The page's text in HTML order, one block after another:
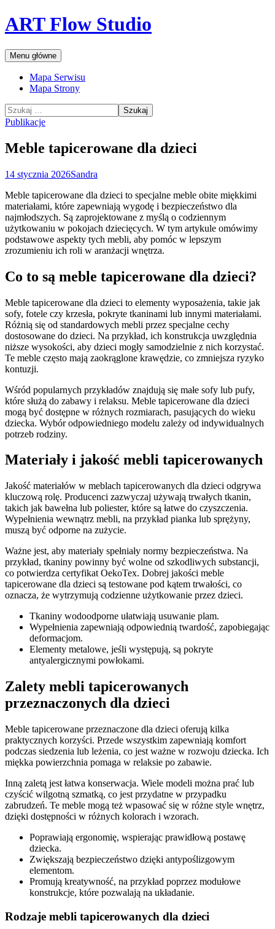
Przejdź
do
ART Flow Studio
Szukaj
Menu główne
Mapa Serwisu
Mapa Strony
Szukaj:
Publikacje
Meble tapicerowane dla dzieci
14 stycznia 2026Sandra
Meble tapicerowane dla dzieci to specjalne meble obite miękkimi
materiałami, które zapewniają wygodę i bezpieczeństwo dla
najmłodszych. Są zaprojektowane z myślą o codziennym
użytkowaniu w pokojach dziecięcych. W tym artykule omówimy
podstawowe aspekty tych mebli, aby pomóc w lepszym
zrozumieniu ich roli w aranżacji wnętrza.
Co to są meble tapicerowane dla dzieci?
Meble tapicerowane dla dzieci to elementy wyposażenia, takie jak
sofy, fotele czy krzesła, pokryte tkaninami lub innymi materiałami.
Różnią się od standardowych mebli przez specjalne cechy
dostosowane do dzieci. Na przykład, ich konstrukcja uwzględnia
niższe wysokości, aby dzieci mogły samodzielnie z nich korzystać.
Te meble często mają zaokrąglone krawędzie, co zmniejsza ryzyko
kontuzji.
Wśród popularnych przykładów znajdują się małe sofy lub pufy,
które służą do zabawy i relaksu. Meble tapicerowane dla dzieci
mogą być dostępne w różnych rozmiarach, pasujących do wieku
dziecka. Wybór odpowiedniego modelu zależy od indywidualnych
potrzeb rodziny.
Materiały i jakość mebli tapicerowanych
Jakość materiałów w meblach tapicerowanych dla dzieci odgrywa
kluczową rolę. Producenci zazwyczaj używają trwałych tkanin,
takich jak bawełna lub poliester, które są łatwe do czyszczenia.
Wypełnienia wewnątrz mebli, na przykład pianka lub sprężyny,
muszą być odporne na zużycie.
Ważne jest, aby materiały spełniały normy bezpieczeństwa. Na
przykład, tkaniny powinny być wolne od szkodliwych substancji,
co potwierdza certyfikat OekoTex. Dobrej jakości meble
tapicerowane dla dzieci są testowane pod kątem trwałości, co
oznacza, że wytrzymują codzienne użytkowanie przez dzieci.
Tkaniny wodoodporne ułatwiają usuwanie plam.
Wypełnienia zapewniają odpowiednią twardość, zapobiegając
deformacjom.
Elementy metalowe, jeśli występują, są pokryte
antyalergicznymi powłokami.
Zalety mebli tapicerowanych
przeznaczonych dla dzieci
Meble tapicerowane przeznaczone dla dzieci oferują kilka
praktycznych korzyści. Przede wszystkim zapewniają komfort
podczas siedzenia lub leżenia, co jest ważne w rozwoju dziecka. Ich
miękka powierzchnia pomaga w relaksie po zabawie.
Inną zaletą jest łatwa konserwacja. Wiele modeli można prać lub
czyścić wilgotną szmatką, co jest przydatne w przypadku
zabrudzeń. Te meble mogą też wpasować się w różne style wnętrz,
dzięki dostępności w różnych kolorach i wzorach.
Poprawiają ergonomię, wspierając prawidłową postawę
dziecka.
Zwiększają bezpieczeństwo dzięki antypoślizgowym
elementom.
Promują kreatywność, na przykład poprzez modułowe
konstrukcje, które pozwalają na układanie.
Rodzaje mebli tapicerowanych dla dzieci